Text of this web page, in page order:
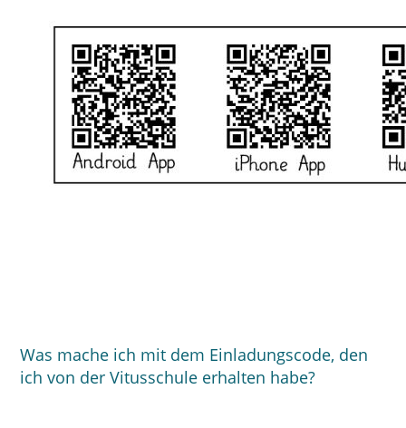
Was mache ich mit dem Einladungscode, den
ich von der Vitusschule erhalten habe?